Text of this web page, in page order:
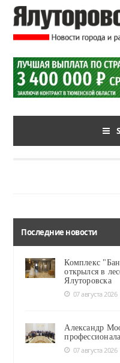
Последние новости
Комплекс
открылся в
Ялуторовска
07 августа 2026
Александр
07 августа 2026